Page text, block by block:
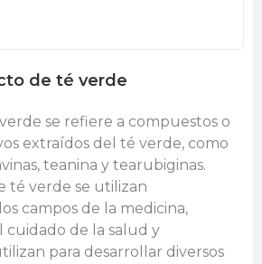
de té verde
se refiere a compuestos o
extraídos del té verde, como
teanina y tearubiginas.
té verde se utilizan
campos de la medicina,
cuidado de la salud y
para desarrollar diversos